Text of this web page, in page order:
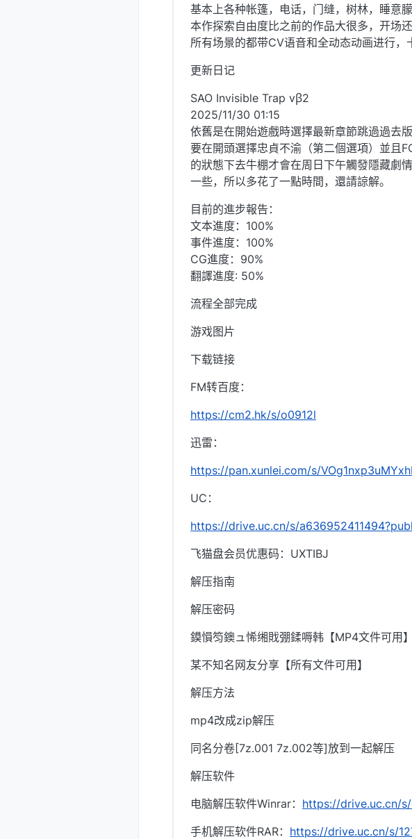
基本上各种帐篷，电话，门缝，树林，睡意
本作探索自由度比之前的作品大很多，开场
所有场景的都带CV语音和全动态动画进行，
更新日记
SAO Invisible Trap vβ2
2025/11/30 01:15
依舊是在開始遊戲時選擇最新章節跳過過去
要在開頭選擇忠貞不渝（第二個選項）並且
的狀態下去牛棚才會在周日下午觸發隱藏劇
一些，所以多花了一點時間，還請諒解。
目前的進步報告：
文本進度：100%
事件進度：100%
CG進度：90%
翻譯進度: 50%
流程全部完成
游戏图片
下载链接
FM转百度：
https://cm2.hk/s/o0912l
迅雷：
https://pan.xunlei.com/s/
UC：
https://drive.uc.cn/s/
飞猫盘会员优惠码：UXTIBJ
解压指南
解压密码
鏌愪笉鐭ュ悕缃戝弸鍒嗕韩【MP4文件可用】
某不知名网友分享【所有文件可用】
解压方法
mp4改成zip解压
同名分卷[7z.001 7z.002等]放到一起解压
解压软件
电脑解压软件Winrar： https://drive.uc.cn/
手机解压软件RAR： https://drive.uc.cn/s/